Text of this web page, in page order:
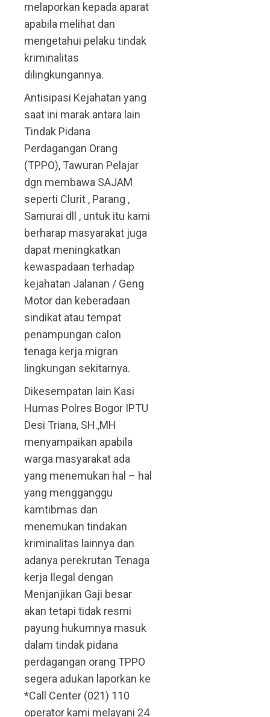
melaporkan kepada aparat
apabila melihat dan
mengetahui pelaku tindak
kriminalitas
dilingkungannya.
Antisipasi Kejahatan yang
saat ini marak antara lain
Tindak Pidana
Perdagangan Orang
(TPPO), Tawuran Pelajar
dgn membawa SAJAM
seperti Clurit , Parang ,
Samurai dll , untuk itu kami
berharap masyarakat juga
dapat meningkatkan
kewaspadaan terhadap
kejahatan Jalanan / Geng
Motor dan keberadaan
sindikat atau tempat
penampungan calon
tenaga kerja migran
lingkungan sekitarnya.
Dikesempatan lain Kasi
Humas Polres Bogor IPTU
Desi Triana, SH.,MH
menyampaikan apabila
warga masyarakat ada
yang menemukan hal – hal
yang mengganggu
kamtibmas dan
menemukan tindakan
kriminalitas lainnya dan
adanya perekrutan Tenaga
kerja Ilegal dengan
Menjanjikan Gaji besar
akan tetapi tidak resmi
payung hukumnya masuk
dalam tindak pidana
perdagangan orang TPPO
segera adukan laporkan ke
*Call Center (021) 110
operator kami melayani 24